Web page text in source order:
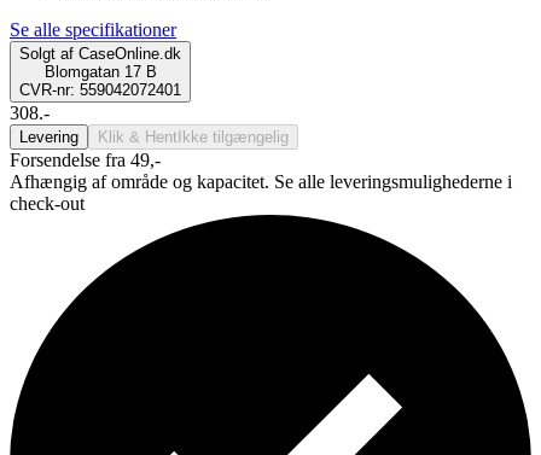
Se alle specifikationer
Solgt af CaseOnline.dk
Blomgatan 17 B
CVR-nr: 559042072401
308.-
Levering Klik & Hent Ikke tilgængelig
Forsendelse fra 49,-
Afhængig af område og kapacitet. Se alle leveringsmulighederne i
check-out